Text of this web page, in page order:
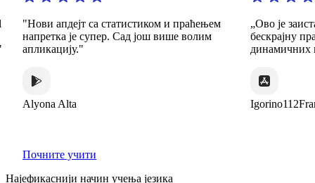
"Нови апдејт са статистиком и праћењем
напретка је супер. Сад још више волим
апликацију."
Alyona Alta
„Ово је
бескрајну
динамичних
Почните учити
Најефикаснији начин учења језика